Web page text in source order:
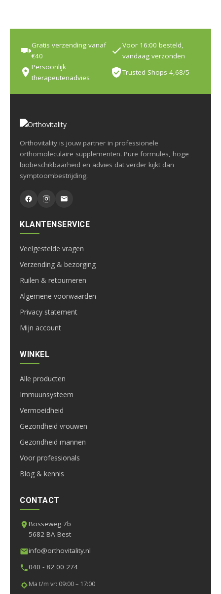
Gratis verzending vanaf
€40
Voor 16:00 besteld,
vandaag verzonden
Persoonlijk
therapeutenadvies
Trusted Shops 4,68/5
Orthovitality is jouw partner in professionele
orthomoleculaire supplementen. Pure formules, hoge
biobeschikbaarheid en advies dat verder kijkt dan
symptoombestrijding.
KLANTENSERVICE
Veelgestelde vragen
Verzending & bezorging
Ruilen & retourneren
Algemene voorwaarden
Privacy statement
Mijn account
WINKEL
Alle producten
Immuunsysteem
Vermoeidheid
Gezondheid vrouwen
Gezondheid mannen
Voor professionals
Blog & kennis
CONTACT
Bosseweg 7b
5682 BA Best
info@orthovitality.nl
040 - 82 00 274
Ma t/m vr: 09:00 – 17:00